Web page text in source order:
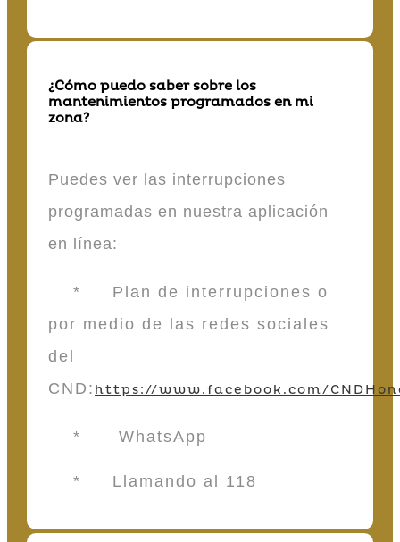
¿Cómo puedo saber sobre los
mantenimientos programados en mi
zona?
Puedes ver las interrupciones
programadas en nuestra aplicación
en línea:
* Plan de interrupciones o
por medio de las redes sociales
del
CND: https://www.facebook.com/
* WhatsApp
* Llamando al 118